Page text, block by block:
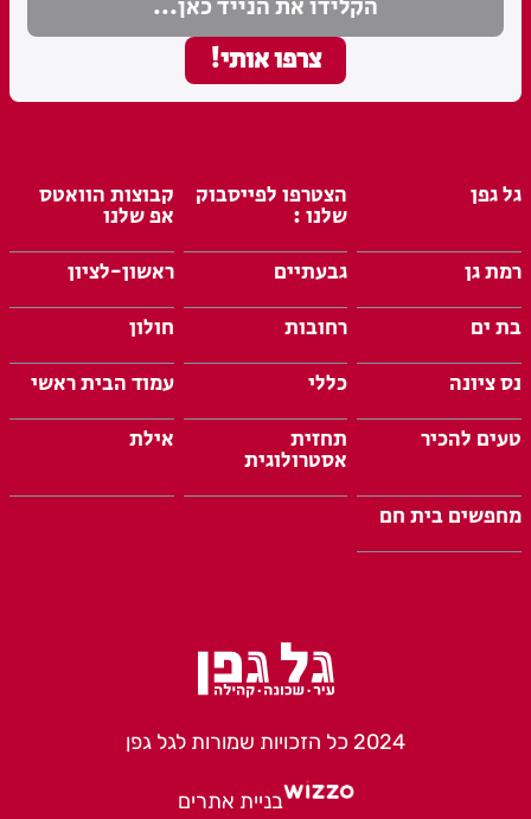
גל גפן הצטרפו לפייסבוק
שלנו :
קבוצות הוואטס
אפ שלנו
רמת גן
גבעתיים
ראשון-לציון
בת ים
רחובות
חולון
נס ציונה
כללי
עמוד הבית ראשי
טעים להכיר
תחזית
אסטרולוגית
אילת
מחפשים בית חם
2024 כל הזכויות שמורות לגל גפן
בניית אתרים